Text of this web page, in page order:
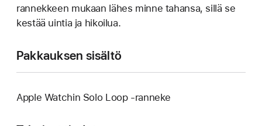
rannekkeen mukaan lähes minne tahansa, sillä se
kestää uintia ja hikoilua.
Pakkauksen sisältö
Apple Watchin Solo Loop ‑ranneke